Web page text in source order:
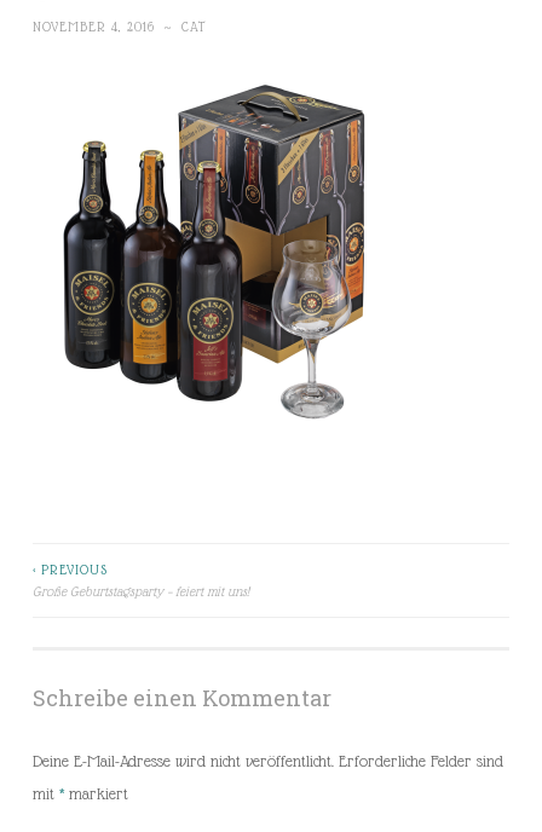
NOVEMBER 4, 2016 ~ CAT
Beitragsnavigation
< PREVIOUS
Große Geburtstagsparty – feiert mit uns!
Schreibe einen Kommentar
Deine E-Mail-Adresse wird nicht veröffentlicht. Erforderliche Felder sind
mit *markiert